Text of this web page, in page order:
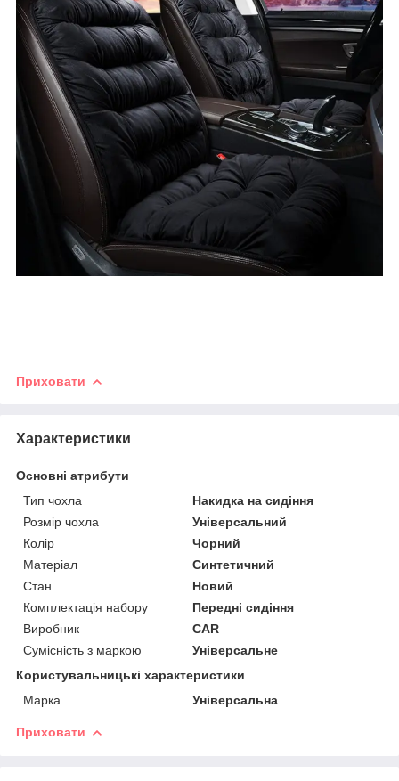
Приховати
Характеристики
Основні атрибути
Тип чохла
Накидка на сидіння
Розмір чохла
Універсальний
Колір
Чорний
Матеріал
Синтетичний
Стан
Новий
Комплектація набору
Передні сидіння
Виробник
CAR
Сумісність з маркою
Універсальне
Користувальницькі характеристики
Марка
Універсальна
Приховати